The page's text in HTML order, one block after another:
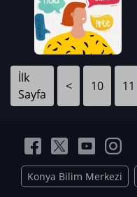
İlk
Sayfa
< 10 11
Konya Bilim Merkezi